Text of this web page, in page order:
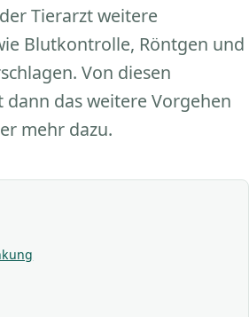
Tierarzt weitere
Blutkontrolle, Röntgen und
Von diesen
dann das weitere Vorgehen
mehr dazu.